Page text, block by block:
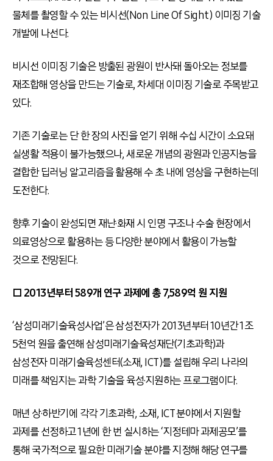
물체를 촬영할 수 있는 비시선(Non Line Of Sight) 이미징 기술
개발에 나선다.
비시선 이미징 기술은 방출된 광원이 반사돼 돌아오는 정보를
재조합해 영상을 만드는 기술로, 차세대 이미징 기술로 주목받고
있다.
기존 기술로는 단 한 장의 사진을 얻기 위해 수십 시간이 소요돼
실생활 적용이 불가능했으나, 새로운 개념의 광원과 인공지능을
결합한 딥러닝 알고리즘을 활용해 수 초 내에 영상을 구현하는데
도전한다.
향후 기술이 완성되면 재난·화재 시 인명 구조나 수술 현장에서
의료영상으로 활용하는 등 다양한 분야에서 활용이 가능할
것으로 전망된다.
□ 2013년부터 589개 연구 과제에 총 7,589억 원 지원
‘삼성미래기술육성사업’은 삼성전자가 2013년부터 10년간 1조
5천억 원을 출연해 삼성미래기술육성재단(기초과학)과
삼성전자 미래기술육성센터(소재, ICT)를 설립해 우리 나라의
미래를 책임지는 과학 기술을 육성·지원하는 프로그램이다.
매년 상·하반기에 각각 기초과학, 소재, ICT 분야에서 지원할
과제를 선정하고 1년에 한 번 실시하는 ‘지정테마 과제공모’를
통해 국가적으로 필요한 미래기술 분야를 지정해 해당 연구를